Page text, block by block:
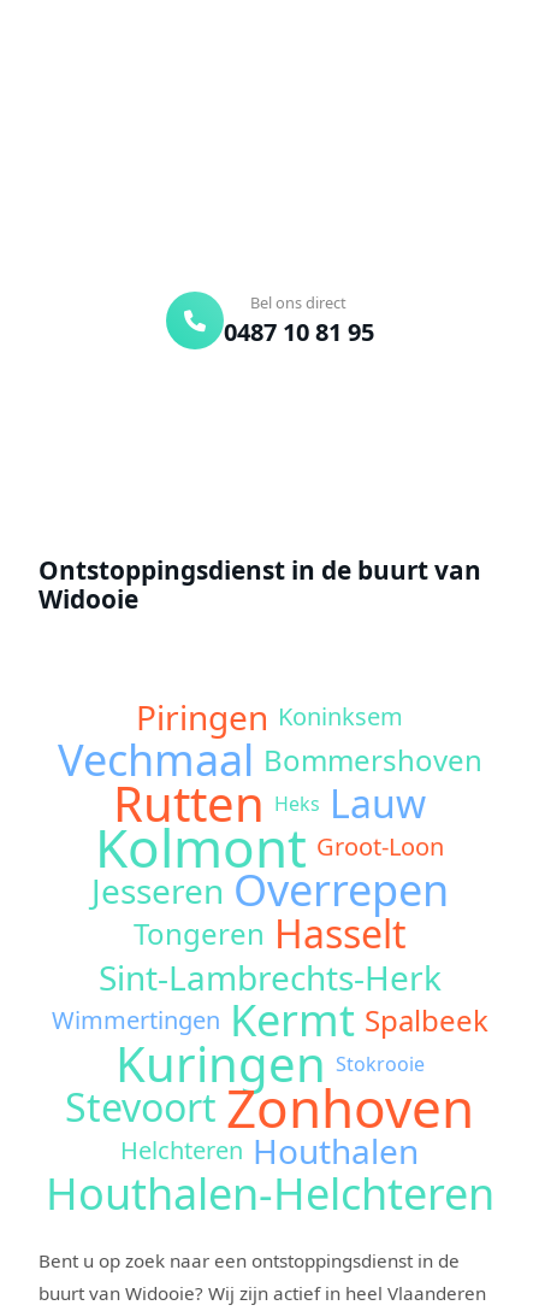
Bel ons direct
0487 10 81 95
Ontstoppingsdienst in de buurt van
Widooie
Piringen Koninksem
Vechmaal Bommershoven
Rutten Heks Lauw
Kolmont Groot-Loon
Jesseren Overrepen
Tongeren Hasselt
Sint-Lambrechts-Herk
Wimmertingen Kermt Spalbeek
Kuringen Stokrooie
Stevoort Zonhoven
Helchteren Houthalen
Houthalen-Helchteren
Bent u op zoek naar een ontstoppingsdienst in de
buurt van Widooie? Wij zijn actief in heel Vlaanderen